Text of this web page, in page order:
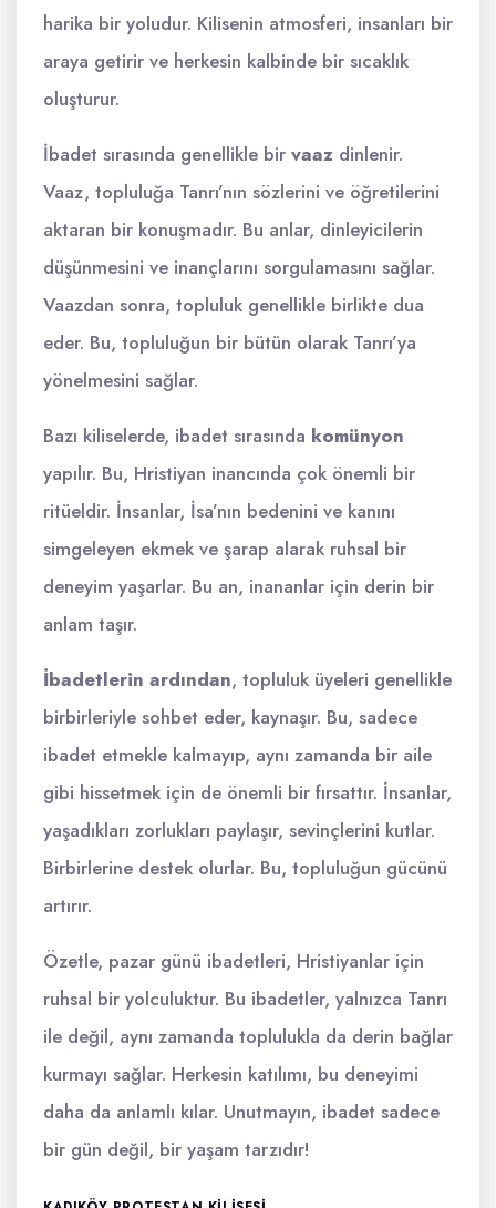
harika bir yoludur. Kilisenin atmosferi, insanları bir
araya getirir ve herkesin kalbinde bir sıcaklık
oluşturur.
İbadet sırasında genellikle bir vaaz dinlenir.
Vaaz, topluluğa Tanrı’nın sözlerini ve öğretilerini
aktaran bir konuşmadır. Bu anlar, dinleyicilerin
düşünmesini ve inançlarını sorgulamasını sağlar.
Vaazdan sonra, topluluk genellikle birlikte dua
eder. Bu, topluluğun bir bütün olarak Tanrı’ya
yönelmesini sağlar.
Bazı kiliselerde, ibadet sırasında komünyon
yapılır. Bu, Hristiyan inancında çok önemli bir
ritüeldir. İnsanlar, İsa’nın bedenini ve kanını
simgeleyen ekmek ve şarap alarak ruhsal bir
deneyim yaşarlar. Bu an, inananlar için derin bir
anlam taşır.
İbadetlerin ardından, topluluk üyeleri genellikle
birbirleriyle sohbet eder, kaynaşır. Bu, sadece
ibadet etmekle kalmayıp, aynı zamanda bir aile
gibi hissetmek için de önemli bir fırsattır. İnsanlar,
yaşadıkları zorlukları paylaşır, sevinçlerini kutlar.
Birbirlerine destek olurlar. Bu, topluluğun gücünü
artırır.
Özetle, pazar günü ibadetleri, Hristiyanlar için
ruhsal bir yolculuktur. Bu ibadetler, yalnızca Tanrı
ile değil, aynı zamanda toplulukla da derin bağlar
kurmayı sağlar. Herkesin katılımı, bu deneyimi
daha da anlamlı kılar. Unutmayın, ibadet sadece
bir gün değil, bir yaşam tarzıdır!